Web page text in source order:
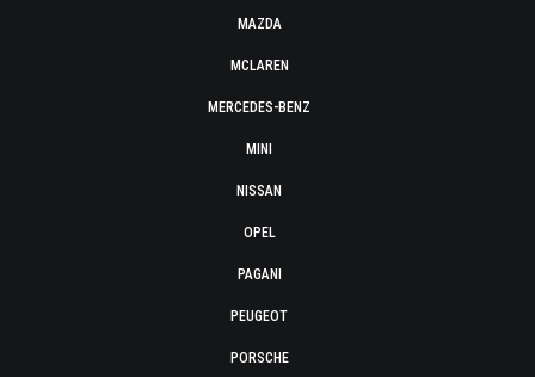
MAZDA
MCLAREN
MERCEDES-BENZ
MINI
NISSAN
OPEL
PAGANI
PEUGEOT
PORSCHE